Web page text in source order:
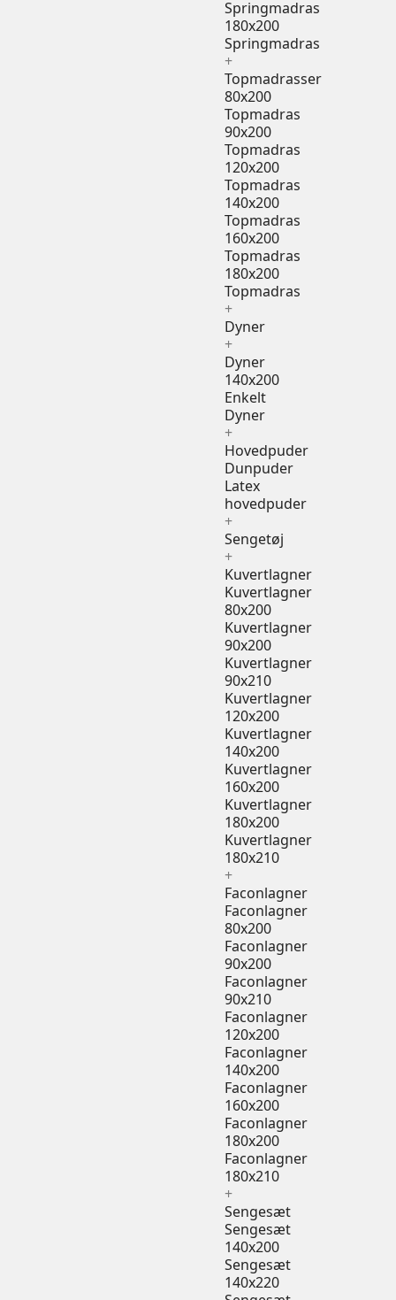
Springmadras
180x200
Springmadras
+
Topmadrasser
80x200
Topmadras
90x200
Topmadras
120x200
Topmadras
140x200
Topmadras
160x200
Topmadras
180x200
Topmadras
+
Dyner
+
Dyner
140x200
Enkelt
Dyner
+
Hovedpuder
Dunpuder
Latex
hovedpuder
+
Sengetøj
+
Kuvertlagner
Kuvertlagner
80x200
Kuvertlagner
90x200
Kuvertlagner
90x210
Kuvertlagner
120x200
Kuvertlagner
140x200
Kuvertlagner
160x200
Kuvertlagner
180x200
Kuvertlagner
180x210
+
Faconlagner
Faconlagner
80x200
Faconlagner
90x200
Faconlagner
90x210
Faconlagner
120x200
Faconlagner
140x200
Faconlagner
160x200
Faconlagner
180x200
Faconlagner
180x210
+
Sengesæt
Sengesæt
140x200
Sengesæt
140x220